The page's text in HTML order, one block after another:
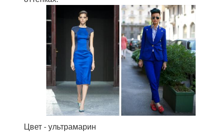
Цвет - ультрамарин